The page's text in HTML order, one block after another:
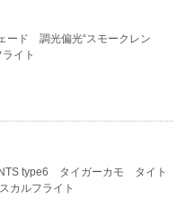
ード 調光偏光“スモークレン
イト
type6 タイガーカモ タイト
カルフライト